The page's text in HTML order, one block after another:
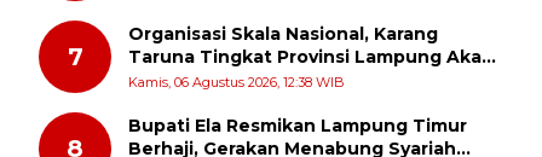
7
Organisasi Skala Nasional, Karang
Taruna Tingkat Provinsi Lampung Akan
Melakukan Temu Karya pada tanggal 7
Kamis, 06 Agustus 2026, 12:38 WIB
8
Bupati Ela Resmikan Lampung Timur
Berhaji, Gerakan Menabung Syariah